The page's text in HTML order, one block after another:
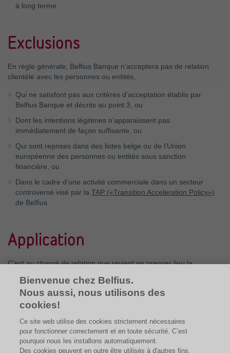
à long terme.
Exclusions
En règle générale, Belfius Banque n’acceptera pas de relation
clientèle avec les personnes ou entités,
Qui ne satisfont pas aux critères d’acceptation établis par
Belfius Banque et décrits au point 3, ou
Dont les intentions légitimes n’apparaissent pas
immédiatement de façon suffisante, ou
Qui sont reprises dans des listes belge ou de l’Union
européenne des personnes ou entités sous sanction
financière, ou
Dans le cadre d’une activité commerciale dans un secteur
controversé visé par la TAP («Transition Acceleration Policy»)
de Belfius.
Application
C’est au chargé de relation que revient en premier lieu la
personnes ou entités qui correspondent à notre politique
d’acceptation.
d’acceptations habituels de Belfius Banque, des services internes
de la banque peuvent également faire refuser l’entrée en relation
clientèle.
Bienvenue chez Belfius.
Nous aussi, nous utilisons des
cookies!
Ce site web utilise des cookies strictement nécessaires
pour fonctionner correctement et en toute sécurité. C’est
pourquoi nous les installons automatiquement.
Des cookies peuvent en outre être utilisés à d'autres fins.